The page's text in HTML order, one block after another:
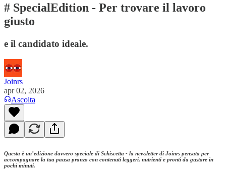
# SpecialEdition - Per trovare il lavoro
giusto
e il candidato ideale.
Joinrs
apr 02, 2026
Ascolta
Questa è un’edizione davvero speciale di Schiscetta - la newsletter di Joinrs pensata per
accompagnare la tua pausa pranzo con contenuti leggeri, nutrienti e pronti da gustare in
pochi minuti.